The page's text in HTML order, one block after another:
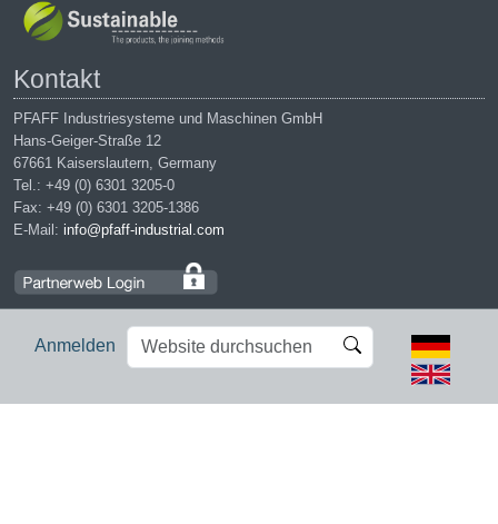
Anmelden
Website
durchsuchen
Erweiterte
Suche…
Kontakt
PFAFF Industriesysteme und Maschinen GmbH
Hans-Geiger-Straße 12
67661 Kaiserslautern, Germany
Tel.: +49 (0) 6301 3205-0
Fax: +49 (0) 6301 3205-1386
E-Mail: info@pfaff-industrial.com